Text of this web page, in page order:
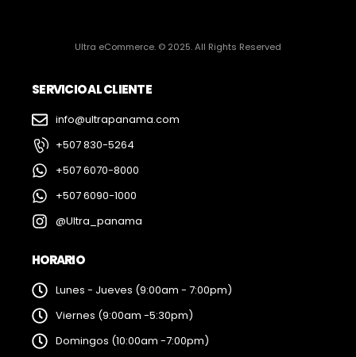
Ultra eCommerce. © 2025. All Rights Reserved
SERVICIO AL CLIENTE
info@ultrapanama.com
+507 830-5264
+507 6070-8000
+507 6090-1000
@Ultra_panama
HORARIO
Lunes - Jueves (9:00am - 7:00pm)
Viernes (9:00am -5:30pm)
Domingos (10:00am -7:00pm)